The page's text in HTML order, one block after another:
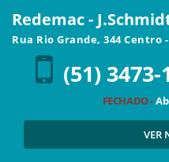
Redemac -
Rua Rio Grande, 344 Centro -
(51) 3473-
FECHADO -
VER